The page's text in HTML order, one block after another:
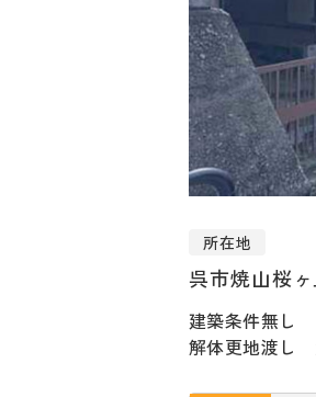
所在地
呉市焼山桜
建築条件無し
解体更地渡し